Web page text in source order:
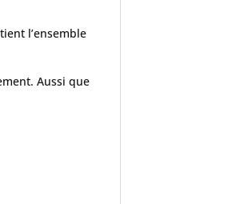
l’ensemble
Aussi que